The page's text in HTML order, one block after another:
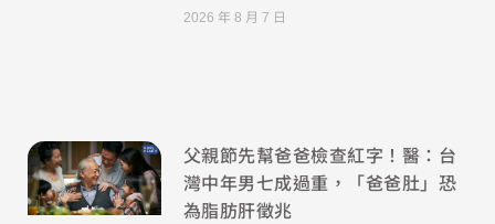
2026 年 8 月 7 日
父親節先幫爸爸檢查紅字！醫：台
灣中年男七成過重，「爸爸肚」恐
為脂肪肝徵兆